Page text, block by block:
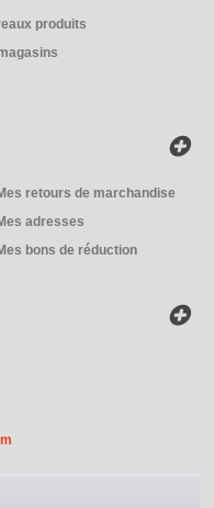
produits
retours de marchandise
adresses
bons de réduction